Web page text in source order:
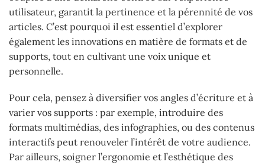
utilisateur, garantit la pertinence et la pérennité de vos
articles. C’est pourquoi il est essentiel d’explorer
également les innovations en matière de formats et de
supports, tout en cultivant une voix unique et
personnelle.
Pour cela, pensez à diversifier vos angles d’écriture et à
varier vos supports : par exemple, introduire des
formats multimédias, des infographies, ou des contenus
interactifs peut renouveler l’intérêt de votre audience.
Par ailleurs, soigner l’ergonomie et l’esthétique des